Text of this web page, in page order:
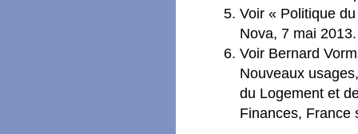
Voir « Politique
Nova, 7 mai 2013.
Voir Bernard
Nouveaux
du Logement et
Finances, France